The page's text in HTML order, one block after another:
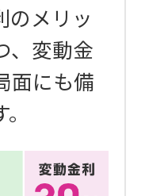
のメリッ
、変動金
面にも備